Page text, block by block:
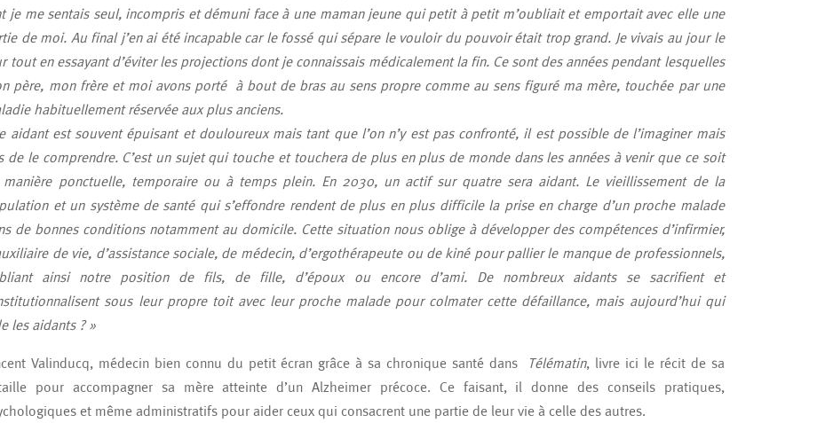
je me sentais seul, incompris et démuni face à une maman jeune qui petit à petit m’oubliait et emportait avec elle une
de moi. Au final j’en ai été incapable car le fossé qui sépare le vouloir du pouvoir était trop grand. Je vivais au jour le
tout en essayant d’éviter les projections dont je connaissais médicalement la fin. Ce sont des années pendant lesquelles
père, mon frère et moi avons porté à bout de bras au sens propre comme au sens figuré ma mère, touchée par une
habituellement réservée aux plus anciens.
aidant est souvent épuisant et douloureux mais tant que l’on n’y est pas confronté, il est possible de l’imaginer mais
de le comprendre. C’est un sujet qui touche et touchera de plus en plus de monde dans les années à venir que ce soit
manière ponctuelle, temporaire ou à temps plein. En 2030, un actif sur quatre sera aidant. Le vieillissement de la
et un système de santé qui s’effondre rendent de plus en plus difficile la prise en charge d’un proche malade
de bonnes conditions notamment au domicile. Cette situation nous oblige à développer des compétences d’infirmier,
de vie, d’assistance sociale, de médecin, d’ergothérapeute ou de kiné pour pallier le manque de professionnels,
ainsi notre position de fils, de fille, d’époux ou encore d’ami. De nombreux aidants se sacrifient et
sous leur propre toit avec leur proche malade pour colmater cette défaillance, mais aujourd’hui qui
les aidants ? »
Valinducq, médecin bien connu du petit écran grâce à sa chronique santé dans Télématin, livre ici le récit de sa
pour accompagner sa mère atteinte d’un Alzheimer précoce. Ce faisant, il donne des conseils pratiques,
et même administratifs pour aider ceux qui consacrent une partie de leur vie à celle des autres.